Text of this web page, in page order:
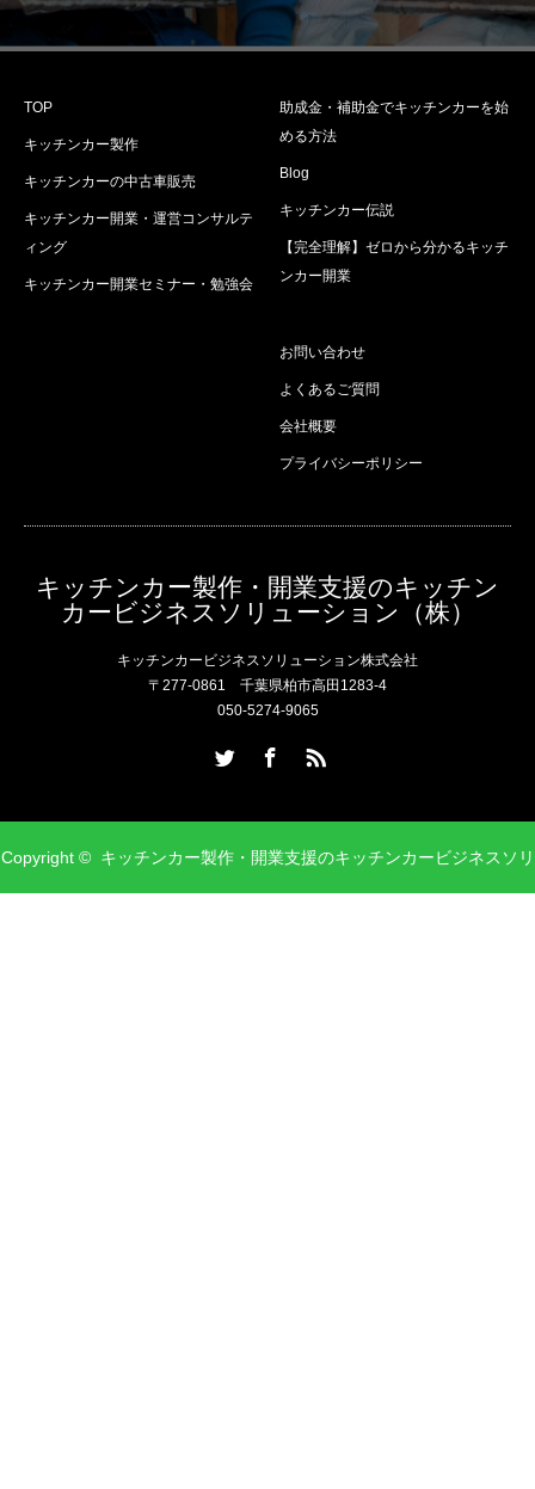
TOP
キッチンカー製作
キッチンカーの中古車販売
キッチンカー開業・運営コンサルテ
ィング
キッチンカー開業セミナー・勉強会
助成金・補助金でキッチンカーを始
める方法
Blog
キッチンカー伝説
【完全理解】ゼロから分かるキッチ
ンカー開業
お問い合わせ
よくあるご質問
会社概要
プライバシーポリシー
キッチンカー製作・開業支援のキッチン
カービジネスソリューション（株）
キッチンカービジネスソリューション株式会社
〒277-0861 千葉県柏市高田1283-4
050-5274-9065
Copyright © キッチンカー製作・開業支援のキッチンカービジネスソリ